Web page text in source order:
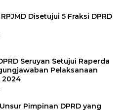
Disetujui 5 Fraksi DPRD
Seruyan Setujui Raperda
Pelaksanaan
2024
Pimpinan DPRD yang